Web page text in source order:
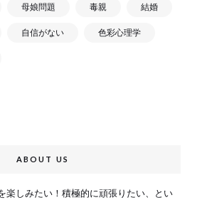
母娘問題 毒親 結婚
自信がない 色彩心理学
ABOUT US
楽しみたい！積極的に頑張りたい、とい